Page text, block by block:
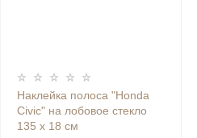
Наклейка полоса "Honda
Civic" на лобовое стекло
135 х 18 см